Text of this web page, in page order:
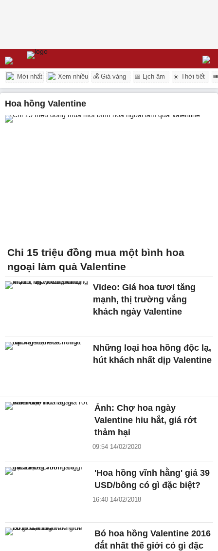
Mới nhất Xem nhiều 💰 Giá vàng 📅 Lịch âm ☀️ Thời tiết
hoa hồng Valentine
Chi 15 triệu đồng mua một bình hoa
ngoại làm quà Valentine
Video: Giá hoa tươi tăng
mạnh, thị trường vắng
khách ngày Valentine
Những loại hoa hồng độc lạ,
hút khách nhất dịp Valentine
Ảnh: Chợ hoa ngày
Valentine hiu hắt, giá rớt
thảm hại
09:54 14/02/2020
'Hoa hồng vĩnh hằng' giá 39
USD/bông có gì đặc biệt?
16:40 14/02/2018
Bó hoa hồng Valentine 2016
đắt nhất thế giới có gì đặc